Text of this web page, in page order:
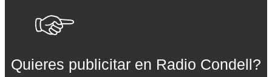
Quieres publicitar en Radio Condell?